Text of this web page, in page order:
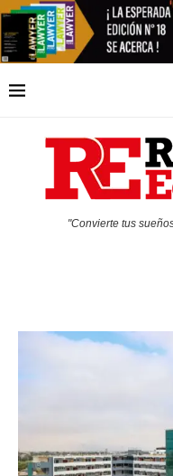
"Convierte tus